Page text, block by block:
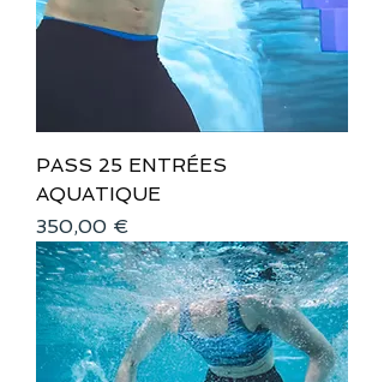
PASS 25 ENTRÉES
AQUATIQUE
Prix
350,00 €